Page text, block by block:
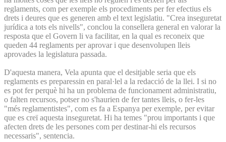
reglaments, com per exemple els procediments per fer efectius els
drets i deures que es generen amb el text legislatiu. "Crea inseguretat
jurídica a tots els nivells", conclou la consellera general en valorar la
resposta que el Govern li va facilitar, en la qual es reconeix que
queden 44 reglaments per aprovar i que desenvolupen lleis
aprovades la legislatura passada.
D'aquesta manera, Vela apunta que el desitjable seria que els
reglaments es preparessin en paral·lel a la redacció de la llei. I si no
es pot fer perquè hi ha un problema de funcionament administratiu,
o falten recursos, potser no s'haurien de fer tantes lleis, o fer-les
"més reglamentistes", com es fa a Espanya per exemple, per evitar
que es creï aquesta inseguretat. Hi ha temes "prou importants i que
afecten drets de les persones com per destinar-hi els recursos
necessaris", sentencia.